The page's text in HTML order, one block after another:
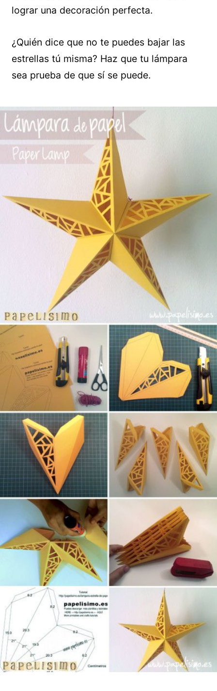
lograr una decoración perfecta.
¿Quién dice que no te puedes bajar las
estrellas tú misma? Haz que tu lámpara
sea prueba de que sí se puede.